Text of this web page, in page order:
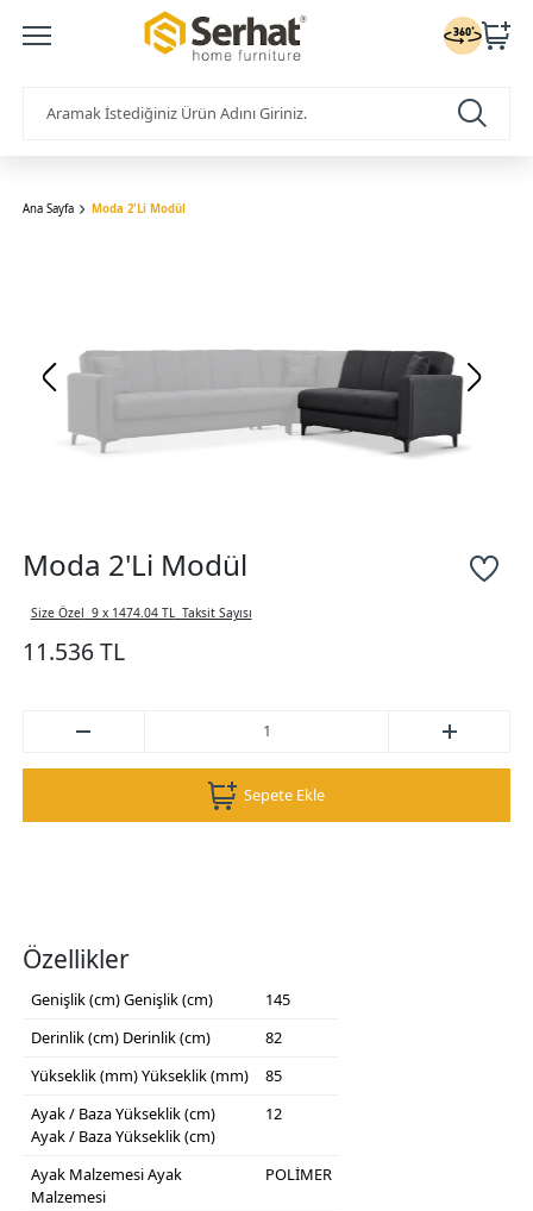
Ana Sayfa Moda 2'Li Modül
Moda 2'Li Modül
Size Özel 9 x 1474.04 TLTaksit Sayısı
11.536 TL
Sepete Ekle
Özellikler
Genişlik (cm)Genişlik (cm)
145
Derinlik (cm) Derinlik (cm)
82
Yükseklik (mm)Yükseklik (mm)
85
Ayak / Baza Yükseklik (cm)
Ayak / Baza Yükseklik (cm)
12
Ayak MalzemesiAyak
Malzemesi
POLİMER